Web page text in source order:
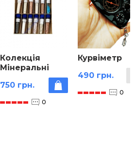
Колекція
Мінеральні
750 грн.
0
Курвіметр
490 грн.
0